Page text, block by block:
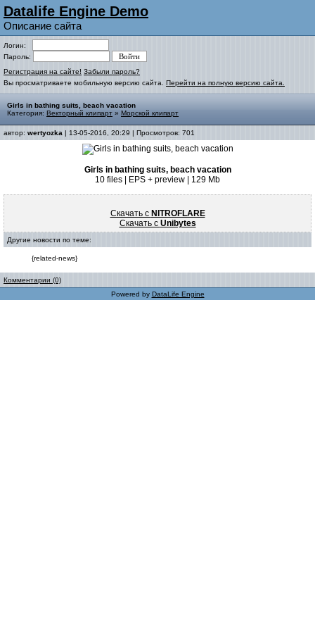
Datalife Engine Demo
Описание сайта
Логин:
Пароль:
Регистрация на сайте! Забыли пароль?
Вы просматриваете мобильную версию сайта. Перейти на полную версию сайта.
Girls in bathing suits, beach vacation
Категория: Векторный клипарт » Морской клипарт
автор: wertyozka | 13-05-2016, 20:29 | Просмотров: 701
Girls in bathing suits, beach vacation
10 files | EPS + preview | 129 Mb
Скачать с NITROFLARE
Скачать с Unibytes
Другие новости по теме:
{related-news}
Комментарии (0)
Powered by DataLife Engine